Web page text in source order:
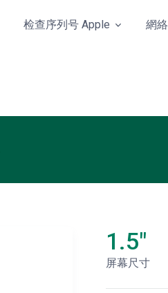
检查序列号 Apple 網絡
1.5"
屏幕尺寸